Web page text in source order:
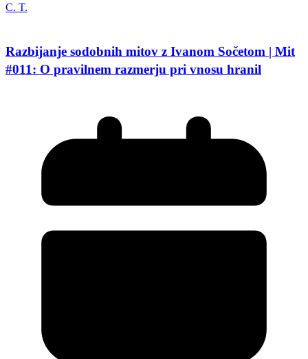
C. T.
Razbijanje sodobnih mitov z Ivanom Sočetom | Mit
#011: O pravilnem razmerju pri vnosu hranil